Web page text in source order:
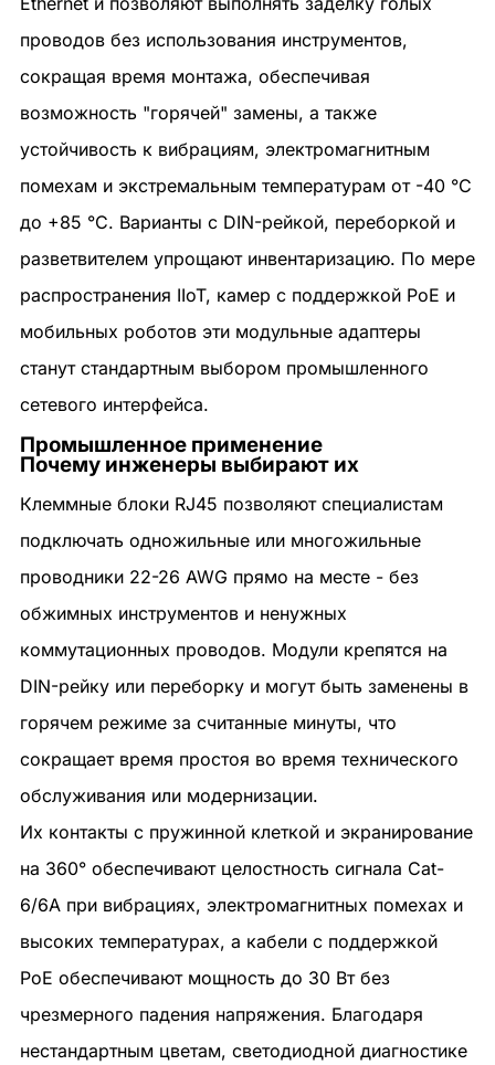
проводов без использования инструментов,
сокращая время монтажа, обеспечивая
возможность "горячей" замены, а также
устойчивость к вибрациям, электромагнитным
помехам и экстремальным температурам от -40 °C
до +85 °C. Варианты с DIN-рейкой, переборкой и
разветвителем упрощают инвентаризацию. По мере
распространения IIoT, камер с поддержкой PoE и
мобильных роботов эти модульные адаптеры
станут стандартным выбором промышленного
сетевого интерфейса.
Промышленное применение
Почему инженеры выбирают их
Клеммные блоки RJ45 позволяют специалистам
подключать одножильные или многожильные
проводники 22-26 AWG прямо на месте - без
обжимных инструментов и ненужных
коммутационных проводов. Модули крепятся на
DIN-рейку или переборку и могут быть заменены в
горячем режиме за считанные минуты, что
сокращает время простоя во время технического
обслуживания или модернизации.
Их контакты с пружинной клеткой и экранирование
на 360° обеспечивают целостность сигнала Cat-
6/6A при вибрациях, электромагнитных помехах и
высоких температурах, а кабели с поддержкой
PoE обеспечивают мощность до 30 Вт без
чрезмерного падения напряжения. Благодаря
нестандартным цветам, светодиодной диагностике